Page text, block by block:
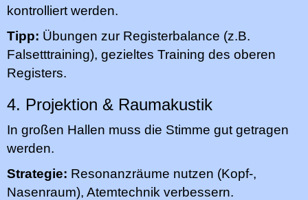
kontrolliert werden.
Tipp: Übungen zur Registerbalance (z.B.
Falsetttraining), gezieltes Training des oberen
Registers.
4. Projektion & Raumakustik
In großen Hallen muss die Stimme gut getragen
werden.
Strategie: Resonanzräume nutzen (Kopf-,
Nasenraum), Atemtechnik verbessern.